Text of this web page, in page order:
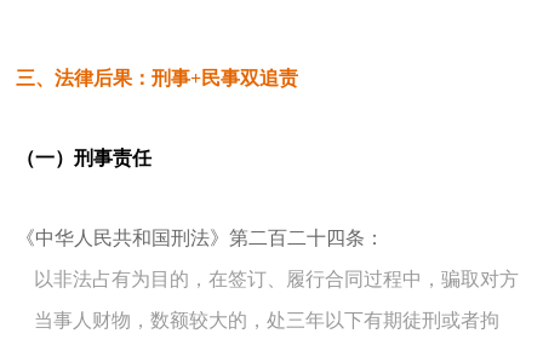
三、法律后果：刑事+民事双追责
（一）刑事责任
《中华人民共和国刑法》第二百二十四条：
以非法占有为目的，在签订、履行合同过程中，骗取对方
当事人财物，数额较大的，处三年以下有期徒刑或者拘